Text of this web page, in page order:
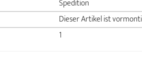
Spedition
Dieser Artikel ist
1